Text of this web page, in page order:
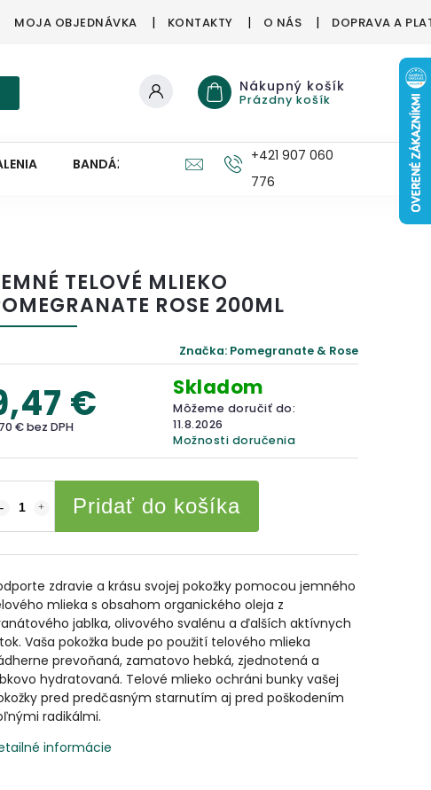
MOJA OBJEDNÁVKA KONTAKTY O NÁS DOPRAVA A
Nákupný košík
Prázdny košík
BANDÁŽE, ORTÉZY ZDRAVÉ HUBY
+421 907 060
776
TELOVÉ MLIEKO
ROSE 200ML
Značka: Pomegranate & Rose
€
€ bez DPH
Skladom
Môžeme doručiť do:
11.8.2026
Možnosti doručenia
Pridať do košíka
zdravie a krásu svojej pokožky pomocou jemného
mlieka s obsahom organického oleja z
jablka, olivového svalénu a ďalších aktívnych
Vaša pokožka bude po použití telového mlieka
prevoňaná, zamatovo hebká, zjednotená a
hydratovaná. Telové mlieko ochráni bunky vašej
pred predčasným starnutím aj pred poškodením
radikálmi.
informácie